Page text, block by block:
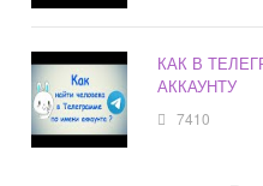
КАК В
АККАУНТУ
7410